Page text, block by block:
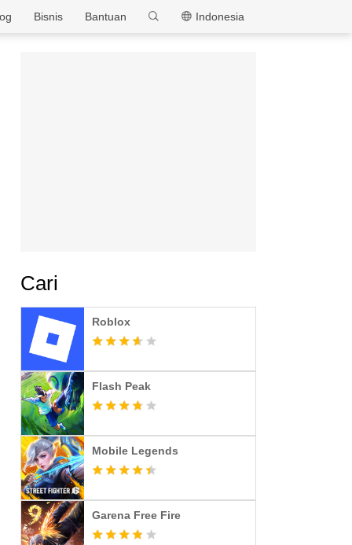
MEmu
Indonesia
Bantuan
Bisnis
Cari
Roblox
Flash Peak
Mobile Legends
Garena Free Fire